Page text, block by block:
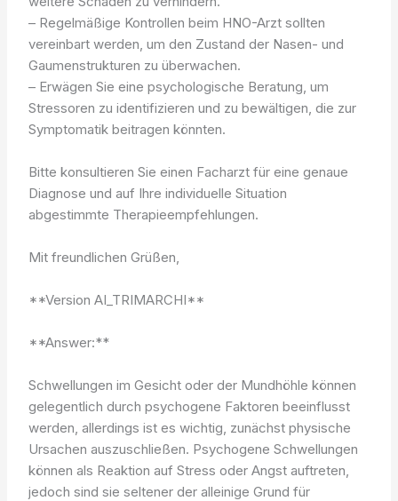
– Regelmäßige Kontrollen beim HNO-Arzt sollten
vereinbart werden, um den Zustand der Nasen- und
Gaumenstrukturen zu überwachen.
– Erwägen Sie eine psychologische Beratung, um
Stressoren zu identifizieren und zu bewältigen, die zur
Symptomatik beitragen könnten.
Bitte konsultieren Sie einen Facharzt für eine genaue
Diagnose und auf Ihre individuelle Situation
abgestimmte Therapieempfehlungen.
Mit freundlichen Grüßen,
**Version AI_TRIMARCHI**
**Answer:**
Schwellungen im Gesicht oder der Mundhöhle können
gelegentlich durch psychogene Faktoren beeinflusst
werden, allerdings ist es wichtig, zunächst physische
Ursachen auszuschließen. Psychogene Schwellungen
können als Reaktion auf Stress oder Angst auftreten,
jedoch sind sie seltener der alleinige Grund für